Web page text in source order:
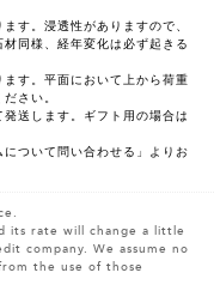
す。浸透性がありますので、
同様、経年変化は必ず起きる
す。平面において上から荷重
さい。
送します。ギフト用の場合は
ついて問い合わせる」よりお
its rate will change a little
company. We assume no
the use of those